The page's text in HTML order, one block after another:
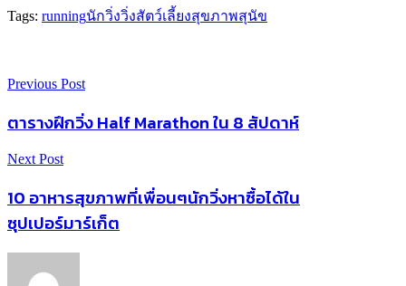
Tags: runningนักวิ่งวิ่งสัตว์เลี้ยงสุขภาพสุนัข
Previous Post
ตารางฝึกวิ่ง Half Marathon ใน 8 สัปดาห์
Next Post
10 อาหารสุขภาพที่เพื่อนๆนักวิ่งหาซื้อได้ใน
ซุปเปอร์มาร์เก็ต